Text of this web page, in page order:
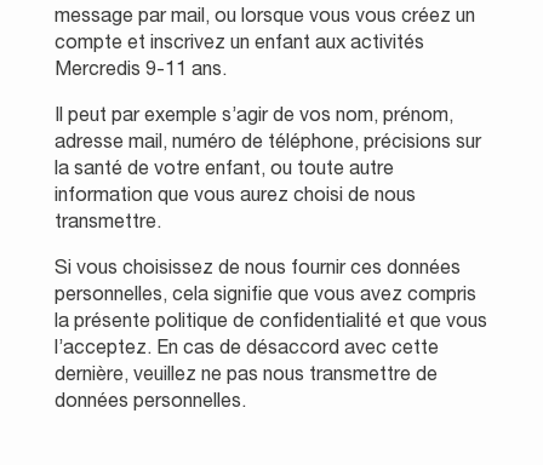
message par mail, ou lorsque vous vous créez un
compte et inscrivez un enfant aux activités
Mercredis 9-11 ans.
Il peut par exemple s’agir de vos nom, prénom,
adresse mail, numéro de téléphone, précisions sur
la santé de votre enfant, ou toute autre
information que vous aurez choisi de nous
transmettre.
Si vous choisissez de nous fournir ces données
personnelles, cela signifie que vous avez compris
la présente politique de confidentialité et que vous
l’acceptez. En cas de désaccord avec cette
dernière, veuillez ne pas nous transmettre de
données personnelles.